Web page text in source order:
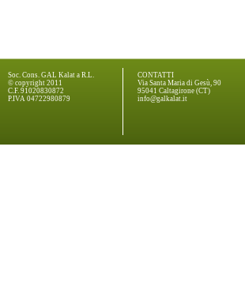
Soc. Cons. GAL Kalat a R.L.
© copyright 2011
C.F. 91020830872
P.IVA 04722980879
CONTATTI
Via Santa Maria di Gesù, 90
95041 Caltagirone (CT)
info@galkalat.it